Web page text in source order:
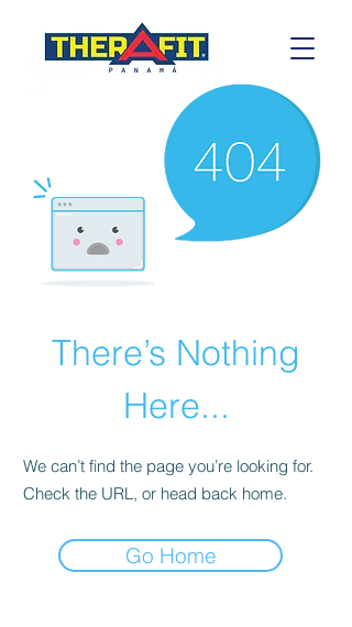
There’s Nothing
Here...
We can’t find the page you’re looking for.
Check the URL, or head back home.
Go Home